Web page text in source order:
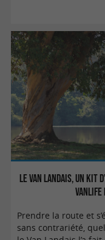
Le Van Landais, un kit
Vanlife
Prendre la route et
sans contrariété,